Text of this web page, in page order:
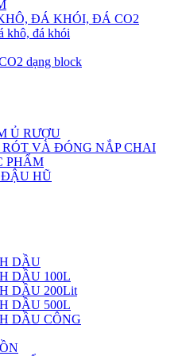
ĐÁ KHÓI, ĐÁ CO2
khô, đá khói
dạng block
Ủ RƯỢU
VÀ ĐÓNG NẮP CHAI
PHẨM
HŨ
DẦU
DẦU 100L
DẦU 200Lit
DẦU 500L
DẦU CÔNG